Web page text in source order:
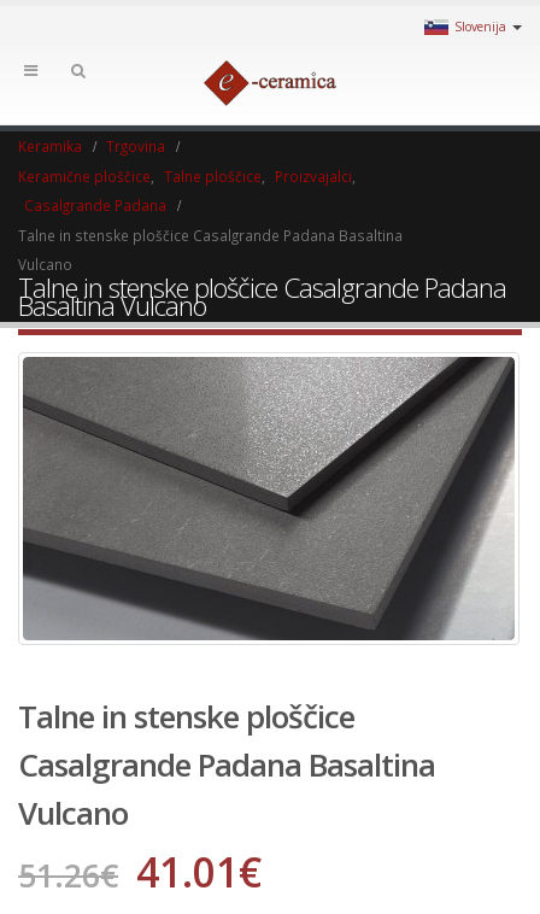
Slovenija
Keramika
Trgovina
Keramične ploščice
Talne ploščice Proizvajalci
Casalgrande Padana
Talne in stenske ploščice Casalgrande Padana Basaltina
Vulcano
Talne in stenske ploščice Casalgrande Padana
Basaltina Vulcano
Talne in stenske ploščice
Casalgrande Padana Basaltina
Vulcano
51.26€ 41.01€